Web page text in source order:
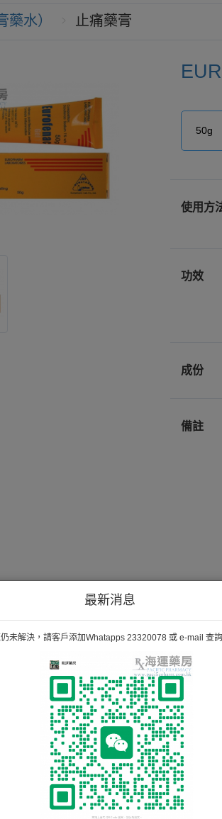
最新消息
未解決，請客戶添加Whatapps 23320078 或 e-mail 查
藥水） 止痛藥膏
50g
使用方
功效
成份
備註